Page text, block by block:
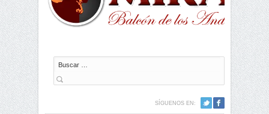
Buscar
SÍGUENOS EN: